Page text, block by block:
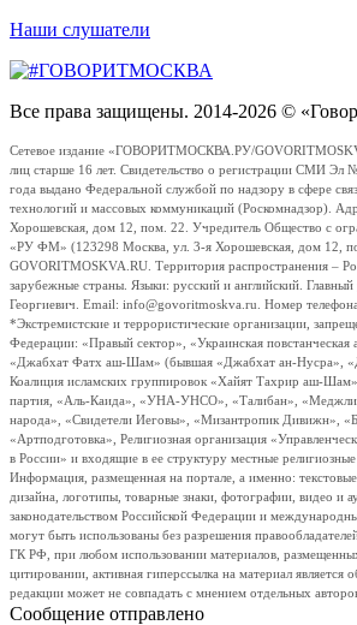
Наши слушатели
Все права защищены. 2014-2026 ©
Сетевое издание «ГОВОРИТМОСКВА.РУ/
лиц старше 16 лет. Свидетельство о регистрации СМИ Эл
года выдано Федеральной службой по надзору в сфере
технологий и массовых коммуникаций (Роскомнадзор).
Хорошевская, дом 12, пом. 22. Учредитель Общество с
«РУ ФМ» (123298 Москва, ул. 3-я Хорошевская, дом 12,
GOVORITMOSKVA.RU. Территория распространения –
зарубежные страны. Языки: русский и английский.
Георгиевич. Email: info@govoritmoskva.ru. Номер
*Экстремистские и террористические организации,
Федерации: «Правый сектор», «Украинская
«Джабхат Фатх аш-Шам» (бывшая «Джабхат ан-Нусра»,
Коалиция исламских группировок «Хайят Тахрир аш-
партия, «Аль-Каида», «УНА-УНСО», «Талибан», «Меджлис
народа», «Свидетели Иеговы», «Мизантропик Дивижн»,
«Артподготовка», Религиозная организация
в России» и входящие в ее структуру местные религиозные
Информация, размещенная на портале, а именно:
дизайна, логотипы, товарные знаки, фотографии, видео и
законодательством Российской Федерации и
могут быть использованы без разрешения
ГК РФ, при любом использовании материалов,
цитировании, активная гиперссылка на материал является
редакции может не совпадать с мнением отдельных
Сообщение отправлено